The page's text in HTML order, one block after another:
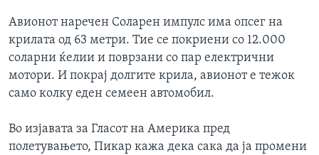
Авионот наречен Соларен импулс има опсег на
крилата од 63 метри. Тие се покриени со 12.000
соларни ќелии и поврзани со пар електрични
мотори. И покрај долгите крила, авионот е тежок
само колку еден семеен автомобил.
Во изјавата за Гласот на Америка пред
полетувањето, Пикар кажа дека сака да ја промени